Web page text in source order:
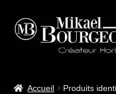
Accueil Produits